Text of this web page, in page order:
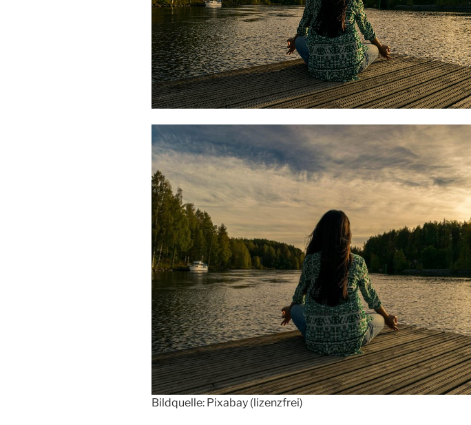
Bildquelle: Pixabay (lizenzfrei)